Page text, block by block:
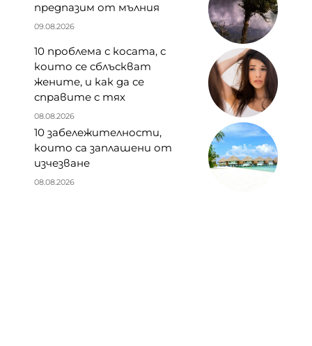
предпазим от мълния
09.08.2026
10 проблема с косата, с
които се сблъскват
жените, и как да се
справите с тях
08.08.2026
10 забележителности,
които са заплашени от
изчезване
08.08.2026